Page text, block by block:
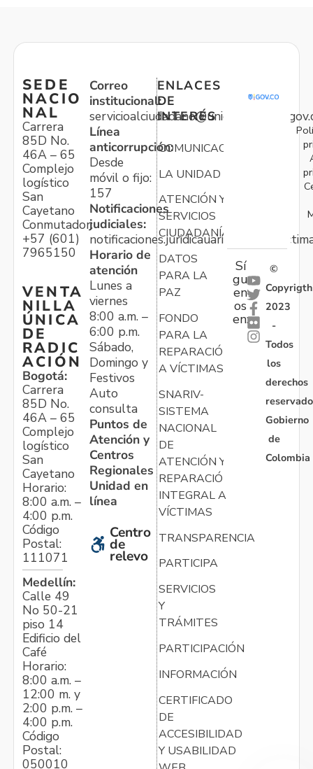
SEDE
NACIO
NAL
Carrera
85D No.
46A – 65
Complejo
logístico
San
Cayetano
Conmutador:
+57 (601)
7965150
VENTA
NILLA
ÚNICA
DE
RADIC
ACIÓN
Bogotá:
Carrera
85D No.
46A – 65
Complejo
logístico
San
Cayetano
Horario:
8:00 a.m. –
4:00 p.m.
Código
Postal:
111071
Medellín:
Calle 49
No 50-21
piso 14
Edificio del
Café
Horario:
8:00 a.m. –
12:00 m. y
2:00 p.m. –
4:00 p.m.
Código
Postal:
050010
Correo
institucional:
Línea
anticorrupción:
Desde
móvil o fijo:
157
Notificaciones
judiciales:
Horario de
atención
Lunes a
viernes
8:00 a.m. –
6:00 p.m.
Sábado,
Domingo y
Festivos
Auto
consulta
Puntos de
Atención y
Centros
Regionales
Unidad en
línea
Centro
de
relevo
ENLACES
DE
INTERÉS
COMUNICACIONES
LA UNIDAD
ATENCIÓN Y
SERVICIOS
CIUDADANÍA
DATOS
PARA LA
PAZ
FONDO
PARA LA
REPARACIÓN
A VÍCTIMAS
SNARIV-
SISTEMA
NACIONAL
DE
ATENCIÓN Y
REPARACIÓN
INTEGRAL A
VÍCTIMAS
TRANSPARENCIA
PARTICIPA
SERVICIOS
Y
TRÁMITES
PARTICIPACIÓN
INFORMACIÓN
CERTIFICADO
DE
ACCESIBILIDAD
Y USABILIDAD
Sí
gu
en
os
en:
©
Copyrigth
2023
-
Todos
los
derechos
Gobierno
de
Colombia